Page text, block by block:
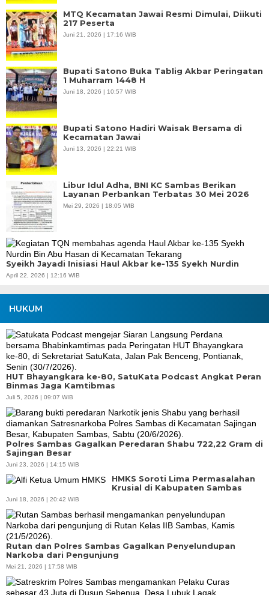
MTQ Kecamatan Jawai Resmi Dimulai, Diikuti
217 Peserta
Juni 21, 2026 | 17:16 WIB
Bupati Satono Buka Tablig Akbar Peringatan
1 Muharram 1448 H
Juni 18, 2026 | 10:57 WIB
Bupati Satono Hadiri Waisak Bersama di
Kecamatan Jawai
Juni 13, 2026 | 22:21 WIB
Libur Idul Adha, BNI KC Sambas Berikan
Layanan Perbankan Terbatas 30 Mei 2026
Mei 29, 2026 | 18:05 WIB
Syeikh Jayadi Inisiasi Haul Akbar ke-135 Syekh Nurdin
April 22, 2026 | 12:16 WIB
HUKUM
HUT Bhayangkara ke-80, SatuKata Podcast Angkat Peran
Binmas Jaga Kamtibmas
Juli 5, 2026 | 09:07 WIB
Polres Sambas Gagalkan Peredaran Shabu 722,22 Gram di
Sajingan Besar
Juni 23, 2026 | 14:15 WIB
HMKS Soroti Lima Permasalahan
Krusial di Kabupaten Sambas
Juni 18, 2026 | 20:42 WIB
Rutan dan Polres Sambas Gagalkan Penyelundupan
Narkoba dari Pengunjung
Mei 21, 2026 | 17:58 WIB